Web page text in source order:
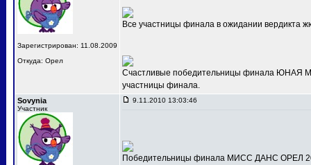
Зарегистрирован: 11.08.2009
Откуда: Орел
Все участницы финала в ожидании вердикта
Счастливые победительницы финала ЮНАЯ
участницы финала.
Sovynia
Участник
9.11.2010 13:03:46
Победительницы финала МИСС ДАНС ОРЕЛ